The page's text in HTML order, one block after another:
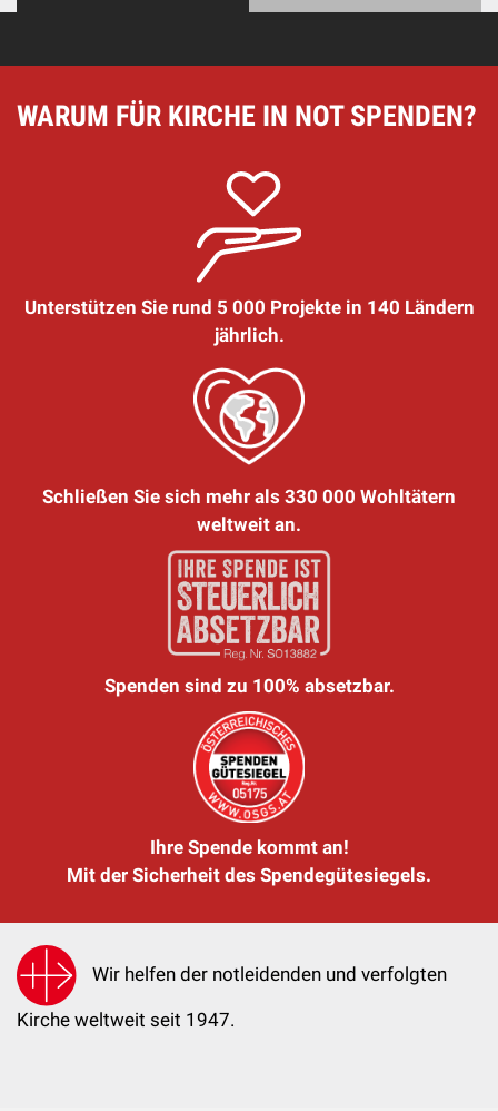
WARUM FÜR KIRCHE IN NOT SPENDEN?
Unterstützen Sie rund 5 000 Projekte in 140 Ländern
jährlich.
Schließen Sie sich mehr als 330 000 Wohltätern
weltweit an.
Spenden sind zu 100% absetzbar.
Ihre Spende kommt an!
Mit der Sicherheit des Spendegütesiegels.
Wir helfen der notleidenden und verfolgten
Kirche weltweit seit 1947.